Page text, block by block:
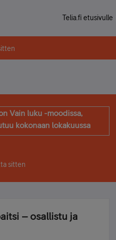
Telia.fi etusivulle
Vain luku -moodissa,
kokonaan lokakuussa
sitten
– osallistu ja